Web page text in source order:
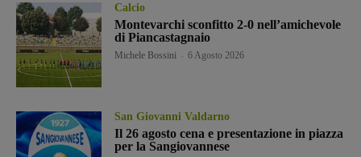
Calcio
Montevarchi sconfitto 2-0 nell’amichevole
di Piancastagnaio
Michele Bossini 6 Agosto 2026
San Giovanni Valdarno
Il 26 agosto cena e presentazione in piazza
per la Sangiovannese